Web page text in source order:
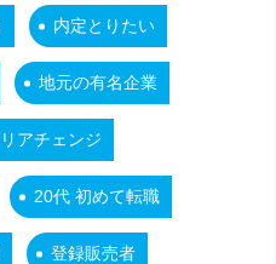
内定とりたい
地元の有名企業
アチェンジ
20代 初めて転職
登録販売者